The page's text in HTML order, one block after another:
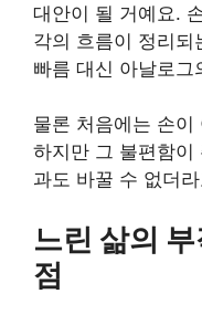
대안이 될 거예요.
각의 흐름이 정리되
빠름 대신 아날로그
물론 처음에는 손
하지만 그 불편함이
과도 바꿀 수 없더
느린 삶의
점